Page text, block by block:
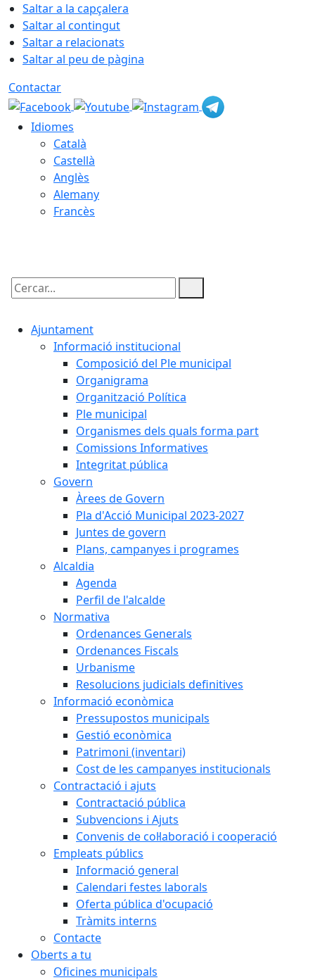
Saltar a la capçalera
Saltar al contingut
Saltar a relacionats
Saltar al peu de pàgina
Contactar
Idiomes
Català
Castellà
Anglès
Alemany
Francès
Cercar:
Ajuntament
Informació institucional
Composició del Ple municipal
Organigrama
Organització Política
Ple municipal
Organismes dels quals forma part
Comissions Informatives
Integritat pública
Govern
Àrees de Govern
Pla d'Acció Municipal 2023-2027
Juntes de govern
Plans, campanyes i programes
Alcaldia
Agenda
Perfil de l'alcalde
Normativa
Ordenances Generals
Ordenances Fiscals
Urbanisme
Resolucions judicials definitives
Informació econòmica
Pressupostos municipals
Gestió econòmica
Patrimoni (inventari)
Cost de les campanyes institucionals
Contractació i ajuts
Contractació pública
Subvencions i Ajuts
Convenis de col·laboració i cooperació
Empleats públics
Informació general
Calendari festes laborals
Oferta pública d'ocupació
Tràmits interns
Contacte
Oberts a tu
Oficines municipals